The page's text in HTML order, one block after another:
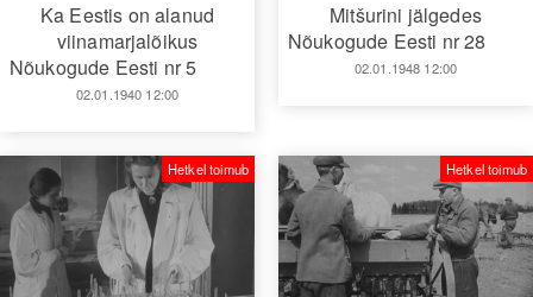
Ka Eestis on alanud
viinamarjalõikus
Nõukogude Eesti nr 5
02.01.1940 12:00
Mitšurini jälgedes
Nõukogude Eesti nr 28
02.01.1948 12:00
Hetkel toimub Hetkel toimub